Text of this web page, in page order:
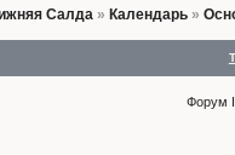
Салда» Календарь»
Форум